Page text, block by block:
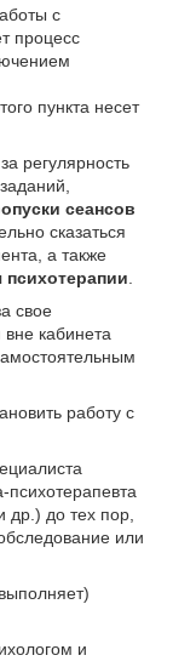
с
процесс
пункта несет
регулярность
сеансов
сказаться
а также
свое
кабинета
работу с
др.) до тех пор,
или
и